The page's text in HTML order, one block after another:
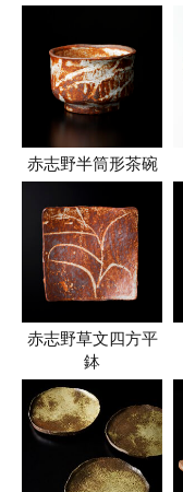
赤志野半筒形茶碗
赤志野草文四方平
鉢